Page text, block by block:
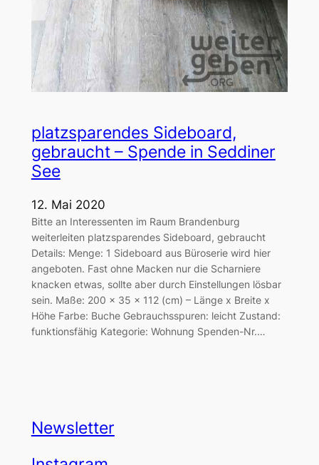
platzsparendes Sideboard,
gebraucht – Spende in Seddiner
See
12. Mai 2020
Bitte an Interessenten im Raum Brandenburg
weiterleiten platzsparendes Sideboard, gebraucht
Details: Menge: 1 Sideboard aus Büroserie wird hier
angeboten. Fast ohne Macken nur die Scharniere
knacken etwas, sollte aber durch Einstellungen lösbar
sein. Maße: 200 x 35 x 112 (cm) – Länge x Breite x
Höhe Farbe: Buche Gebrauchsspuren: leicht Zustand:
funktionsfähig Kategorie: Wohnung Spenden-Nr.…
Newsletter